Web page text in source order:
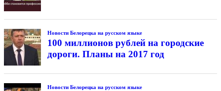
Новости Белорецка на русском языке
100 миллионов рублей на городские
дороги. Планы на 2017 год
Новости Белорецка на русском языке